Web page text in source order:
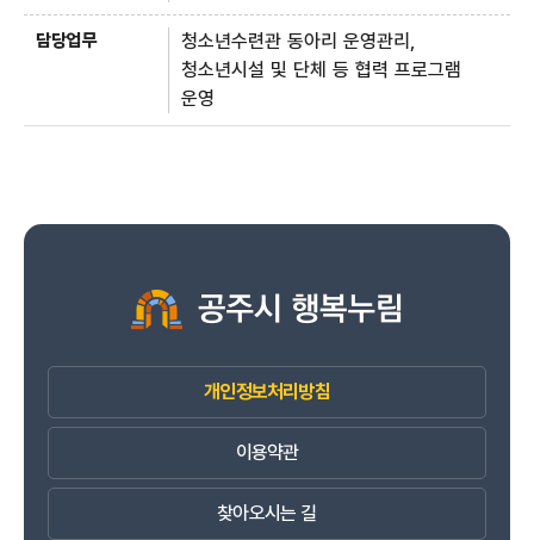
청소년수련관 동아리 운영관리,
청소년시설 및 단체 등 협력 프로그램
운영
개인정보처리방침
이용약관
찾아오시는 길